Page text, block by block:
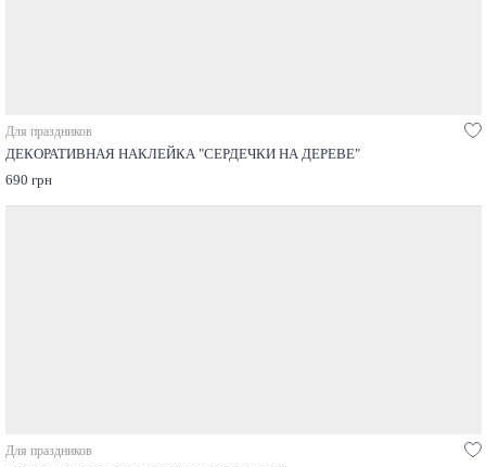
Для праздников
ДЕКОРАТИВНАЯ НАКЛЕЙКА "СЕРДЕЧКИ НА ДЕРЕВЕ"
690 грн
Для праздников